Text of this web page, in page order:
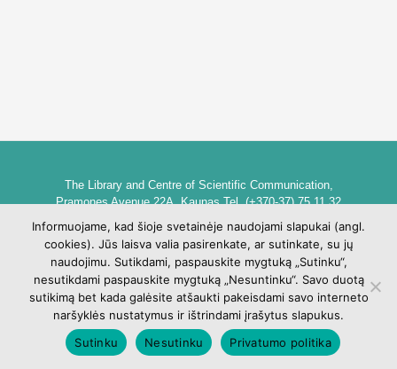
The Library and Centre of Scientific Communication,
Pramones Avenue 22A, Kaunas Tel. (+370-37) 75 11 32
biblioteka@go.kauko.lt
Head of the Library dr. Lina Šarlauskienė
Kauno kolegijos biblioteka ir mokslinės komunikacijos centras,
Pramonės pr. 22A, Kaunas Tel. +370 (37) 75 11 32
biblioteka@go.kauko.lt
Bibliotekos vadovė Lina Šarlauskienė
Informuojame, kad šioje svetainėje naudojami slapukai (angl.
cookies). Jūs laisva valia pasirenkate, ar sutinkate, su jų
naudojimu. Sutikdami, paspauskite mygtuką „Sutinku“,
nesutikdami paspauskite mygtuką „Nesuntinku“. Savo duotą
sutikimą bet kada galėsite atšaukti pakeisdami savo interneto
naršyklės nustatymus ir ištrindami įrašytus slapukus.
Sutinku
Nesutinku Privatumo politika